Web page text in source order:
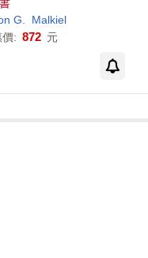
G.
Malkiel
: 872 元